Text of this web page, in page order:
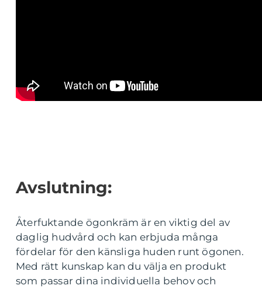
Avslutning:
Återfuktande ögonkräm är en viktig del av
daglig hudvård och kan erbjuda många
fördelar för den känsliga huden runt ögonen.
Med rätt kunskap kan du välja en produkt
som passar dina individuella behov och